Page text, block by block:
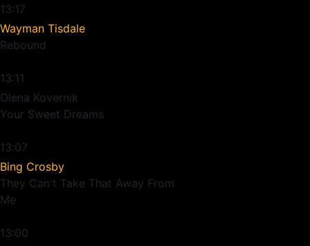
13:17
Wayman Tisdale
Rebound
13:11
Olena Kovernik
Your Sweet Dreams
13:07
Bing Crosby
They Can't Take That Away From
Me
13:00